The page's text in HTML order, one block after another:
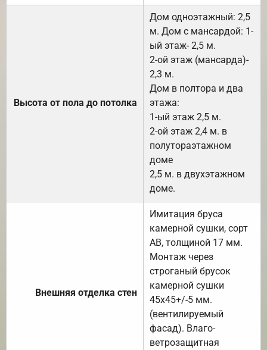
Высота от пола до потолка
Дом одноэтажный: 2,5
м. Дом с мансардой: 1-
ый этаж- 2,5 м.
2-ой этаж (мансарда)-
2,3 м.
Дом в полтора и два
этажа:
1-ый этаж 2,5 м.
2-ой этаж 2,4 м. в
полутораэтажном
доме
2,5 м. в двухэтажном
доме.
Внешняя отделка стен
Имитация бруса
камерной сушки, сорт
АВ, толщиной 17 мм.
Монтаж через
строганый брусок
камерной сушки
45х45+/-5 мм.
(вентилируемый
фасад). Влаго-
ветрозащитная